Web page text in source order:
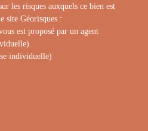
les risques auxquels ce bien est
site Géorisques :
est proposé par un agent
individuelle)